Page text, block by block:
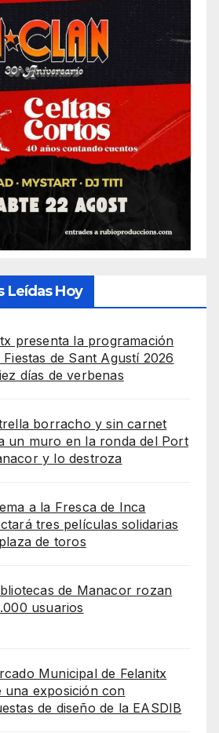
Leídas Hoy
presenta la programación
Fiestas de Sant Agustí 2026
días de verbenas
borracho y sin carnet
un muro en la ronda del Port
y lo destroza
a la Fresca de Inca
tres películas solidarias
de toros
de Manacor rozan
usuarios
Municipal de Felanitx
una exposición con
de diseño de la EASDIB